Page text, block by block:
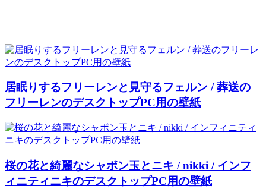
居眠りするフリーレンと見守るフェルン / 葬送の
フリーレンのデスクトップPC用の壁紙
桜の花と綺麗なシャボン玉とニキ / nikki / インフ
ィニティニキのデスクトップPC用の壁紙